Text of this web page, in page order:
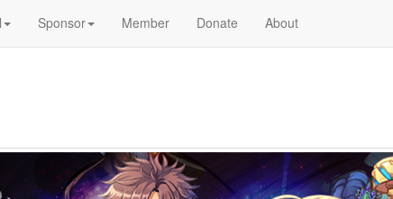
Sponsor Member Donate About